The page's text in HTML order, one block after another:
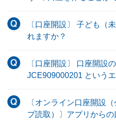
〔口座開設〕 子ども（
れますか？
〔口座開設〕 口座開設
JCE909000201 という
〔オンライン口座開設
プ読取）〕アプリからの